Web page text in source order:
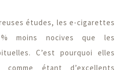
études, les e-cigarettes
moins nocives que les
C’est pourquoi elles
étant d’excellents